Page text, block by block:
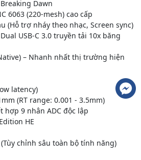
Dawn
6063 (220-mesh) cao cấp
(Hỗ trợ nháy theo nhạc, Screen sync)
USB-C 3.0 truyền tải 10x băng
– Nhanh nhất thị trường hiện
latency)
(RT range: 0.001 - 3.5mm)
hợp 9 nhân ADC độc lập
HE
(Tùy chỉnh sâu toàn bộ tính năng)